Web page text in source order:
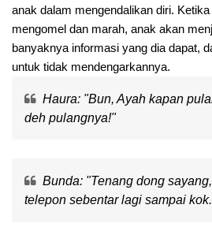
anak dalam mengendalikan diri.
mengomel dan marah, anak akan
banyaknya informasi yang dia dapat,
untuk tidak mendengarkannya.
Haura: "Bun, Ayah kapan
deh pulangnya!"
Bunda: "Tenang dong
telepon sebentar lagi sampai